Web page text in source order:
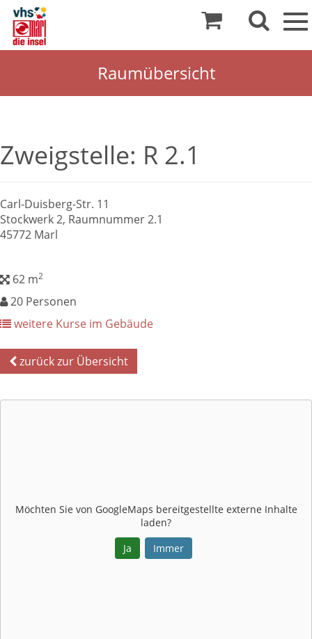
Raumübersicht
Zweigstelle: R 2.1
Carl-Duisberg-Str. 11
Stockwerk 2, Raumnummer 2.1
45772 Marl
62 quadratmeter
m2
20 Personen
weitere Kurse im Gebäude
zurück zur Übersicht
Möchten Sie von GoogleMaps bereitgestellte externe Inhalte
laden?
Ja
Immer